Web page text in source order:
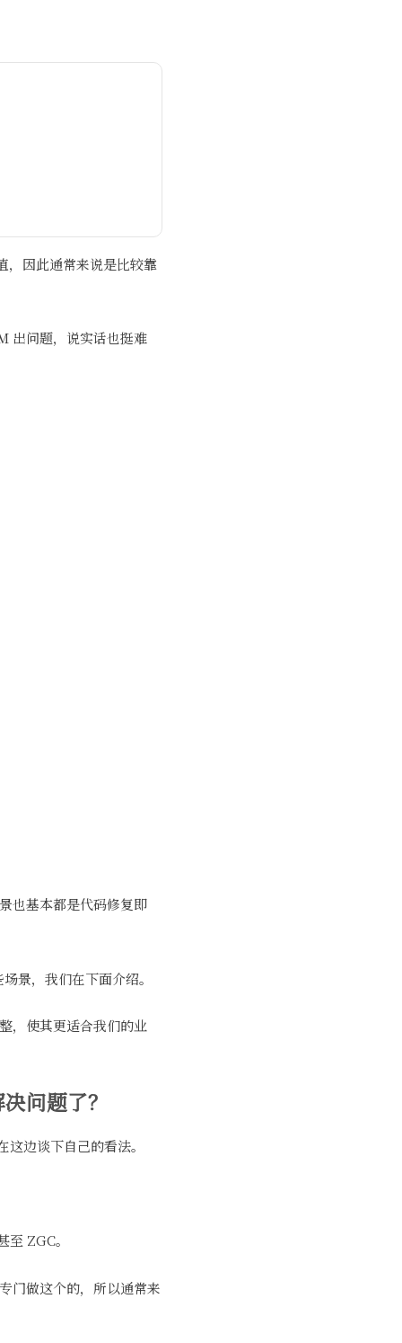
，因此通常来说是比较靠
出问题，说实话也挺难
也基本都是代码修复即
景，我们在下面介绍。
，使其更适合我们的业
问题了？
边谈下自己的看法。
ZGC。
门做这个的，所以通常来